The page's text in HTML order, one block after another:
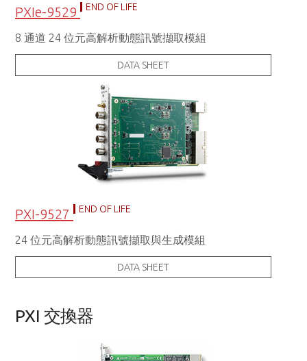
PXIe-9529 END OF LIFE
8 通道 24 位元高解析動態訊號擷取模組
DATA SHEET
PXI-9527 END OF LIFE
24 位元高解析動態訊號擷取與生成模組
DATA SHEET
PXI 交換器